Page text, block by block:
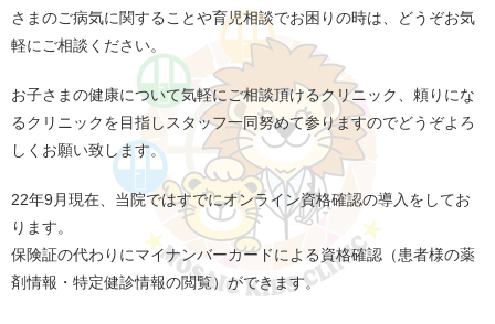
さまのご病気に関することや育児相談でお困りの時は、どうぞお気
軽にご相談ください。
お子さまの健康について気軽にご相談頂けるクリニック、頼りにな
るクリニックを目指しスタッフ一同努めて参りますのでどうぞよろ
しくお願い致します。
22年9月現在、当院ではすでにオンライン資格確認の導入をしてお
ります。
保険証の代わりにマイナンバーカードによる資格確認（患者様の薬
剤情報・特定健診情報の閲覧）ができます。